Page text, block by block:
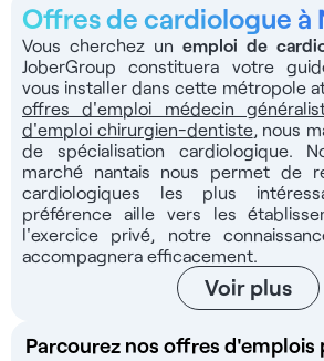
Offres de cardiologue à
Vous cherchez un emploi de
JoberGroup constituera votre
vous installer dans cette métropole
offres d'emploi médecin
d'emploi chirurgien-dentiste, nous
de spécialisation cardiologique.
marché nantais nous permet de
cardiologiques les plus
préférence aille vers les
l'exercice privé, notre
accompagnera efficacement.
Voir plus
Parcourez nos offres d'emplois